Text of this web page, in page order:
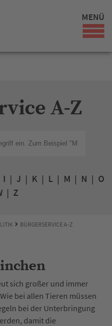
MENÜ
A-Z
I | J | K | L | M | N | O
| Z
BÜRGERSERVICE A-Z
sich großer und immer
bei allen Tieren müssen
bei der Unterbringung
damit die